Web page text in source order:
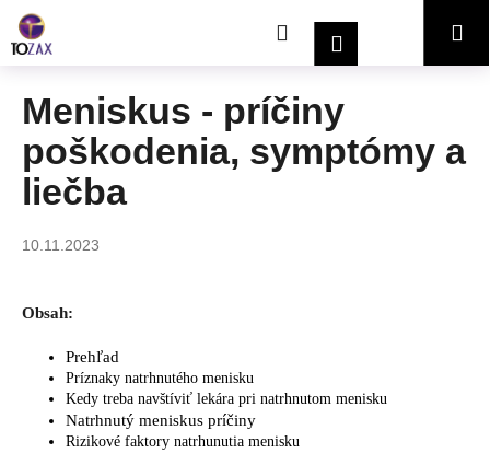
obsah
HľadaťPrihlásenieNákupný
Meniskus - príčiny
poškodenia, symptómy a
liečba
10.11.2023
Obsah:
Prehľad
Príznaky natrhnutého menisku
Kedy treba navštíviť lekára pri natrhnutom menisku
Natrhnutý meniskus príčiny
Rizikové faktory natrhunutia menisku
o
Č
o
p
o
t
b